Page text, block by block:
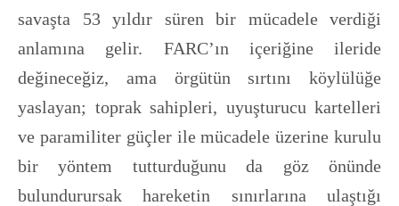
savaşta 53 yıldır süren bir mücadele verdiği
anlamına gelir. FARC’ın içeriğine ileride
değineceğiz, ama örgütün sırtını köylülüğe
yaslayan; toprak sahipleri, uyuşturucu kartelleri
ve paramiliter güçler ile mücadele üzerine kurulu
bir yöntem tutturduğunu da göz önünde
bulundurursak hareketin sınırlarına ulaştığı